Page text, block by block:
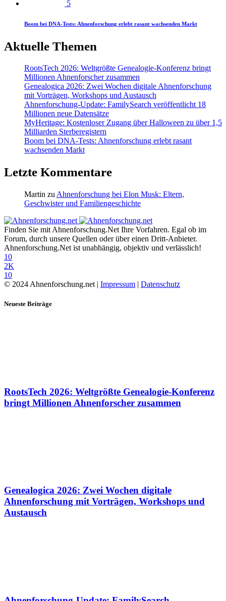
5
Boom bei DNA-Tests: Ahnenforschung erlebt rasant wachsenden Markt
Aktuelle Themen
RootsTech 2026: Weltgrößte Genealogie-Konferenz bringt
Millionen Ahnenforscher zusammen
Genealogica 2026: Zwei Wochen digitale Ahnenforschung
mit Vorträgen, Workshops und Austausch
Ahnenforschung-Update: FamilySearch veröffentlicht 18
Millionen neue Datensätze
MyHeritage: Kostenloser Zugang über Halloween zu über 1,5
Milliarden Sterberegistern
Boom bei DNA-Tests: Ahnenforschung erlebt rasant
wachsenden Markt
Letzte Kommentare
Martin zu Ahnenforschung bei Elon Musk: Eltern,
Geschwister und Familiengeschichte
Finden Sie mit Ahnenforschung.Net Ihre Vorfahren. Egal ob im
Forum, durch unsere Quellen oder über einen Dritt-Anbieter.
Ahnenforschung.Net ist unabhängig, objektiv und verlässlich!
10
2K
10
© 2024 Ahnenforschung.net | Impressum | Datenschutz
Neueste Beiträge
RootsTech 2026: Weltgrößte Genealogie-Konferenz
bringt Millionen Ahnenforscher zusammen
Genealogica 2026: Zwei Wochen digitale
Ahnenforschung mit Vorträgen, Workshops und
Austausch